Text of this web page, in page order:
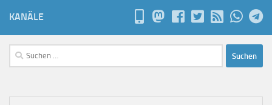
KANÄLE
Suchen
nach: